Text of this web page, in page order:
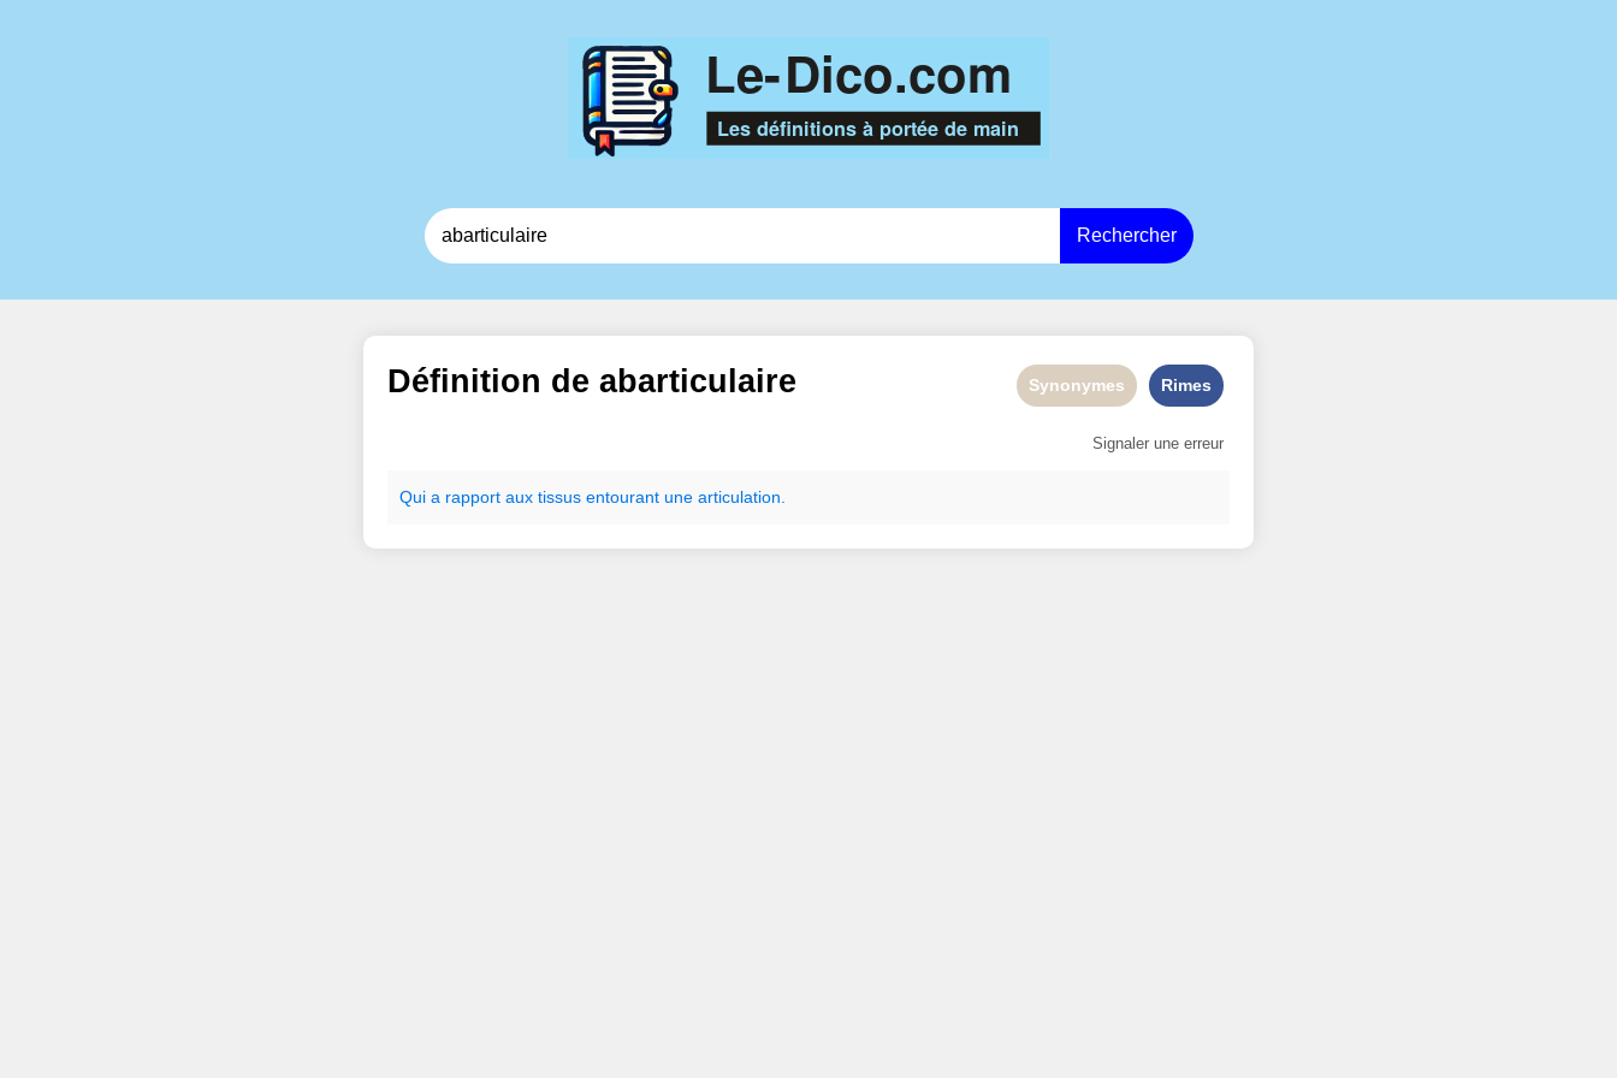
Rechercher
Définition de abarticulaire Synonymes Rimes
Signaler une erreur
Qui a rapport aux tissus entourant une articulation.